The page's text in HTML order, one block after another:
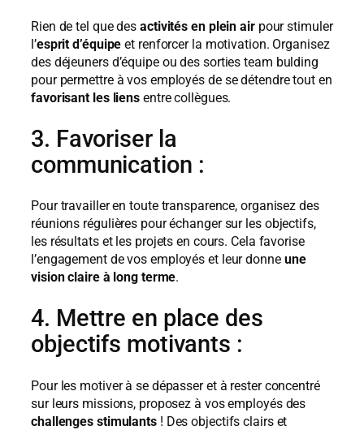
Rien de tel que des activités en plein airpour stimuler
l’esprit d’équipe et renforcer la motivation. Organisez
des déjeuners d’équipe ou des sorties team bulding
pour permettre à vos employés de se détendre tout en
favorisant les liens entre collègues.
3. Favoriser la
communication :
Pour travailler en toute transparence, organisez des
réunions régulières pour échanger sur les objectifs,
les résultats et les projets en cours. Cela favorise
l’engagement de vos employés et leur donneune
vision claire à long terme.
4. Mettre en place des
objectifs motivants :
Pour les motiver à se dépasser et à rester concentré
sur leurs missions, proposez à vos employés des
challenges stimulants! Des objectifs clairs et